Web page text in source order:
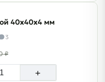
40х40х4 мм
3
₽
+